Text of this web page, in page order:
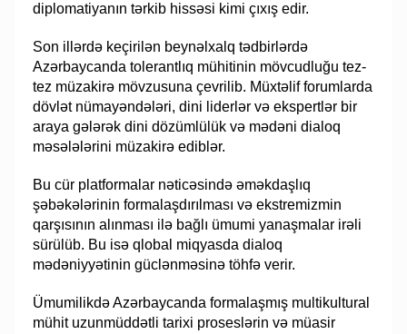
diplomatiyanın tərkib hissəsi kimi çıxış edir.
Son illərdə keçirilən beynəlxalq tədbirlərdə
Azərbaycanda tolerantlıq mühitinin mövcudluğu tez-
tez müzakirə mövzusuna çevrilib. Müxtəlif forumlarda
dövlət nümayəndələri, dini liderlər və ekspertlər bir
araya gələrək dini dözümlülük və mədəni dialoq
məsələlərini müzakirə ediblər.
Bu cür platformalar nəticəsində əməkdaşlıq
şəbəkələrinin formalaşdırılması və ekstremizmin
qarşısının alınması ilə bağlı ümumi yanaşmalar irəli
sürülüb. Bu isə qlobal miqyasda dialoq
mədəniyyətinin güclənməsinə töhfə verir.
Ümumilikdə Azərbaycanda formalaşmış multikultural
mühit uzunmüddətli tarixi proseslərin və müasir